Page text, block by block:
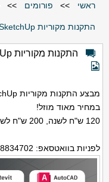
ראשי >> פורומים >>
התקנות מקוריות AutoDesk - AutoCad, Revit, SketchUp
התקנות מקוריות AutoDesk - AutoCad, Revit, SketchUp
מבצע התקנות מקוריות AutoDesk - AutoCad, Revit, SketchUp
במחיר מאוד מוזל!
120 ש"ח לשנה, 200 ש"ח לשנתיים!
לפניות בוואטסאפ: 0558834702